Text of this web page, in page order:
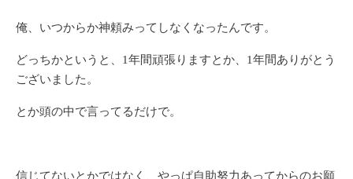
俺、いつからか神頼みってしなくなったんです。
どっちかというと、1年間頑張りますとか、1年間ありがとう
ございました。
とか頭の中で言ってるだけで。
信じてないとかではなく、やっぱ自助努力あってからのお願